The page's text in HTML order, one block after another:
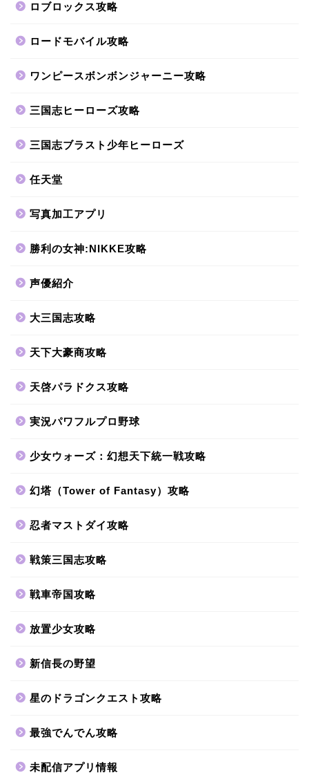
ロブロックス攻略
ロードモバイル攻略
ワンピースボンボンジャーニー攻略
三国志ヒーローズ攻略
三国志ブラスト少年ヒーローズ
任天堂
写真加工アプリ
勝利の女神:NIKKE攻略
声優紹介
大三国志攻略
天下大豪商攻略
天啓パラドクス攻略
実況パワフルプロ野球
少女ウォーズ：幻想天下統一戦攻略
幻塔（Tower of Fantasy）攻略
忍者マストダイ攻略
戦策三国志攻略
戦車帝国攻略
放置少女攻略
新信長の野望
星のドラゴンクエスト攻略
最強でんでん攻略
未配信アプリ情報